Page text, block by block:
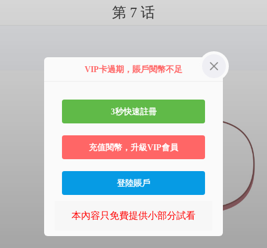
第 7 话
VIP卡過期，賬戶閱幣不足
3秒快速註冊
充值閱幣，升級VIP會員
登陸賬戶
本內容只免費提供小部分試看